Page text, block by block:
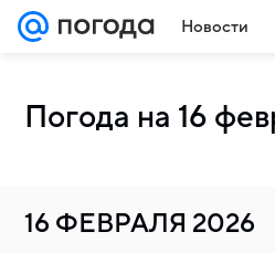
Новости
Погода на 16
16 ФЕВРАЛЯ 2026